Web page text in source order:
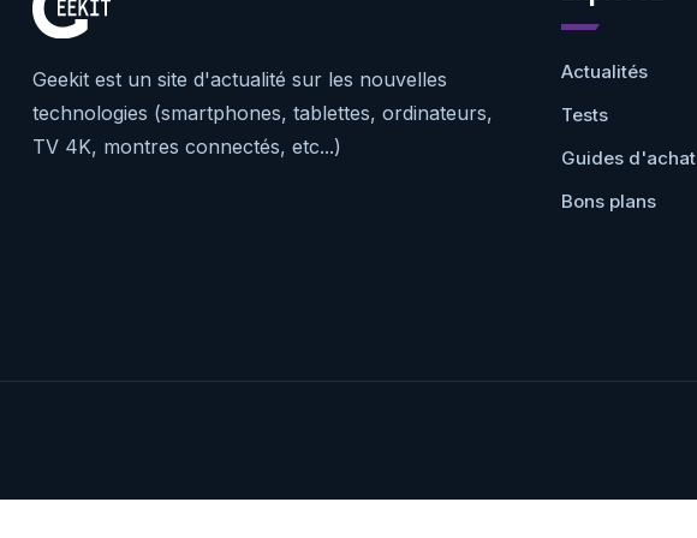
Geekit est un site d'actualité sur les nouvelles
technologies (smartphones, tablettes, ordinateurs,
TV 4K, montres connectés, etc...)
Actualités
Tests
Guides d'achat
Bons plans